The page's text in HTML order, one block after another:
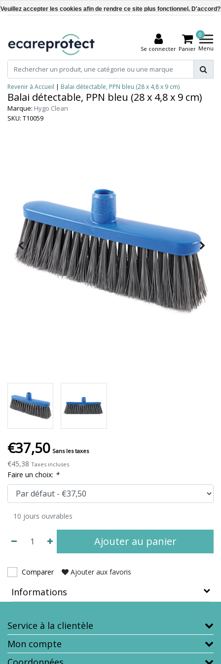
Se connecter
0
Panier Menu
Revenir à Accueil | Balai détectable, PPN bleu (28 x 4,8 x 9 cm)
Balai détectable, PPN bleu (28 x 4,8 x 9 cm)
Marque: Hygo Clean
SKU: T10059
€37,50 Sans les taxes
€45,38 Taxes incluses
Faire un choix: *
10 jours ouvrables
Ajouter au panier
Comparer Ajouter aux favoris
Informations
Service à la clientèle
Mon compte
Veuillez accepter les cookies afin de rendre ce site plus fonctionnel. D'accord?